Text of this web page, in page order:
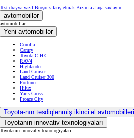
Test-drayva yazıl Broşur sifariş etmək Bizimlə əlaqə saxlayın
avtomobillər
avtomobillər
Yeni avtomobillər
Corolla
Camry
Toyota C-HR
RAV4
Highlander
Land Cruiser
Land Cruiser 300
Fortuner
Hilux
Yaris Cross
Proace City
Toyota-nın təsdiqlənmiş ikinci əl avtomobilləri
Toyotanın innovativ texnologiyaları
Toyotanın innovativ texnologiyaları